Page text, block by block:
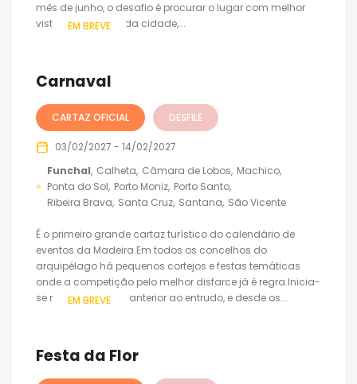
mês de junho, o desafio é procurar o lugar com melhor
vista para a baía da cidade,...
EM BREVE
Carnaval
CARTAZ OFICIAL DESFILE
03/02/2027 - 14/02/2027
Funchal Calheta Câmara de Lobos Machico
Ponta do Sol Porto Moniz Porto Santo
Ribeira Brava Santa Cruz Santana São Vicente
É o primeiro grande cartaz turístico do calendário de
eventos da Madeira.Em todos os concelhos do
arquipélago há pequenos cortejos e festas temáticas
onde a competição pelo melhor disfarce já é regra.Inicia-
se na quarta-feira anterior ao entrudo, e desde os...
EM BREVE
Festa da Flor